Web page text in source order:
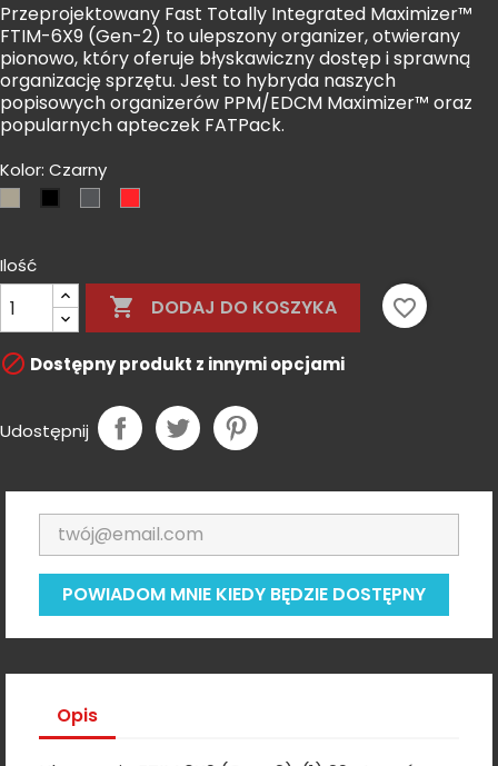
Przeprojektowany Fast Totally Integrated Maximizer™
FTIM-6X9 (Gen-2) to ulepszony organizer, otwierany
pionowo, który oferuje błyskawiczny dostęp i sprawną
organizację sprzętu. Jest to hybryda naszych
popisowych organizerów PPM/EDCM Maximizer™ oraz
popularnych apteczek FATPack.
Kolor: Czarny
Czarny
Ilość
 DODAJ DO KOSZYKA favorite_border
 Dostępny produkt z innymi opcjami
Udostępnij
POWIADOM MNIE KIEDY BĘDZIE DOSTĘPNY
Opis